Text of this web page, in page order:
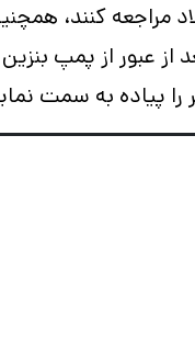
مراجعه کنند،
عبور از پمپ
پیاده به سمت